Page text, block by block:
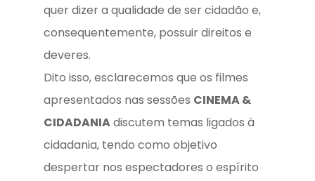
quer dizer a qualidade de ser cidadão e,
consequentemente, possuir direitos e
deveres.
Dito isso, esclarecemos que os filmes
apresentados nas sessões CINEMA &
CIDADANIAdiscutem temas ligados à
cidadania, tendo como objetivo
despertar nos espectadores o espírito